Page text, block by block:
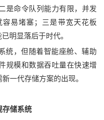
是命令队列 能力有限， 并发
容易堵塞；
三是带宽天花板
已明显落后于时代。
统，但随着智能座舱、辅助
规模和数据吞吐量在快速增
一代存储方案的出现。
存储系统